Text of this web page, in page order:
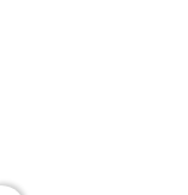
ao carrinho